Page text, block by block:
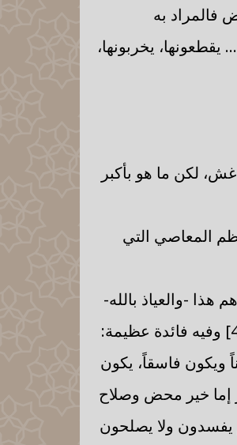
فالمراد به
يخربونها،
لكن ما هو بأكبر
المعاصي التي
هذا -والعياذ بالله-
[النمل:48] وفيه فائدة عظيمة:
ويكون فاسقاً، يكون
إما خير محض وصلاح
ولا يصلحون